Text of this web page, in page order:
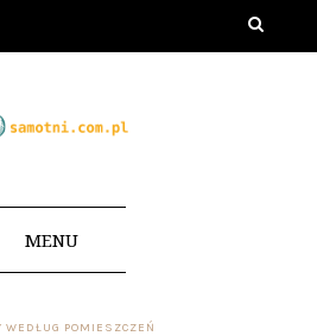
MENU
WEDŁUG POMIESZCZEŃ